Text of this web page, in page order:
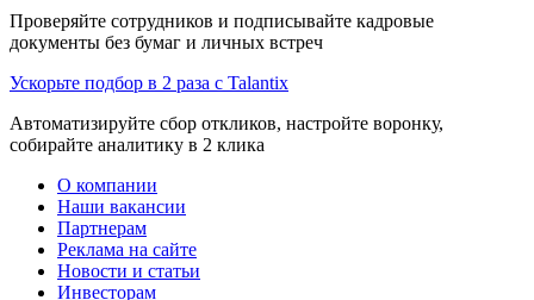
Проверяйте сотрудников и подписывайте кадровые
документы без бумаг и личных встреч
Ускорьте подбор в 2 раза с Talantix
Автоматизируйте сбор откликов, настройте воронку,
собирайте аналитику в 2 клика
О компании
Наши вакансии
Партнерам
Реклама на сайте
Новости и статьи
Инвесторам